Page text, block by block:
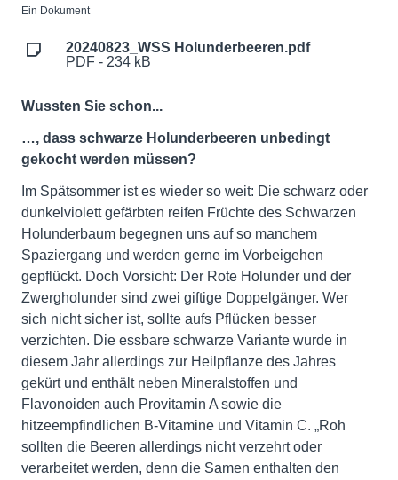
Ein Dokument
20240823_WSS Holunderbeeren.pdf
PDF - 234 kB
Wussten Sie schon...
…, dass schwarze Holunderbeeren unbedingt
gekocht werden müssen?
Im Spätsommer ist es wieder so weit: Die schwarz oder
dunkelviolett gefärbten reifen Früchte des Schwarzen
Holunderbaum begegnen uns auf so manchem
Spaziergang und werden gerne im Vorbeigehen
gepflückt. Doch Vorsicht: Der Rote Holunder und der
Zwergholunder sind zwei giftige Doppelgänger. Wer
sich nicht sicher ist, sollte aufs Pflücken besser
verzichten. Die essbare schwarze Variante wurde in
diesem Jahr allerdings zur Heilpflanze des Jahres
gekürt und enthält neben Mineralstoffen und
Flavonoiden auch Provitamin A sowie die
hitzeempfindlichen B-Vitamine und Vitamin C. „Roh
sollten die Beeren allerdings nicht verzehrt oder
verarbeitet werden, denn die Samen enthalten den